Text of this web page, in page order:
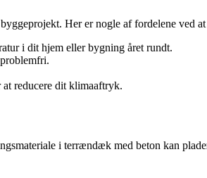
Her er nogle af fordelene ved
i dit hjem eller bygning året rundt.
reducere dit klimaaftryk.
i terrændæk med beton kan